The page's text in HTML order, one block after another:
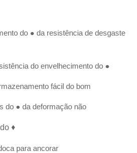
do ● da resistência de desgaste
do envelhecimento do ●
fácil do bom
do ● da deformação não
♦
para ancorar